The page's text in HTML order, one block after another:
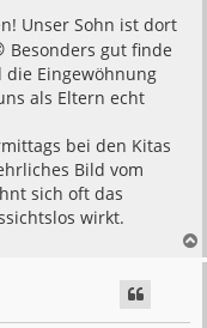
Unser Sohn ist dort
Besonders gut finde
die Eingewöhnung
als Eltern echt
bei den Kitas
Bild vom
sich oft das
wirkt.